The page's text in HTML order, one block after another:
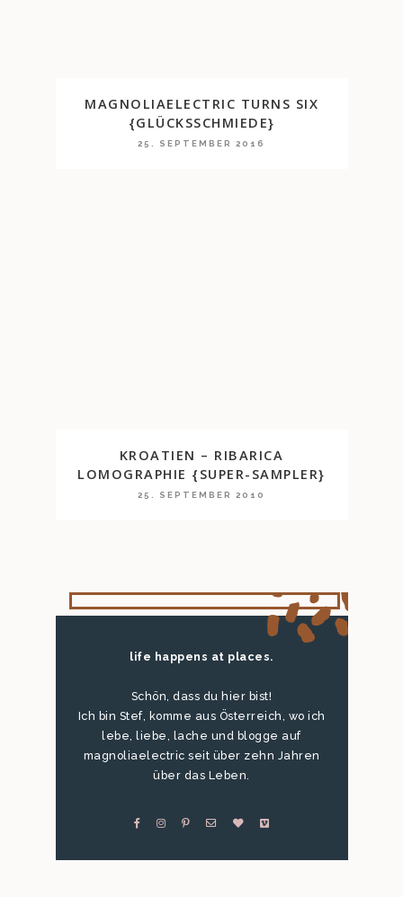
MAGNOLIAELECTRIC TURNS SIX
{GLÜCKSSCHMIEDE}
25. SEPTEMBER 2016
KROATIEN – RIBARICA
LOMOGRAPHIE {SUPER-SAMPLER}
25. SEPTEMBER 2010
life happens at places.
Schön, dass du hier bist!
Ich bin Stef, komme aus Österreich, wo ich
lebe, liebe, lache und blogge auf
magnoliaelectric seit über zehn Jahren
über das Leben.